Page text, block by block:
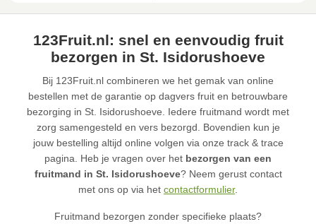
123Fruit.nl: snel en eenvoudig fruit
bezorgen in St. Isidorushoeve
Bij 123Fruit.nl combineren we het gemak van online
bestellen met de garantie op dagvers fruit en betrouwbare
bezorging in St. Isidorushoeve. Iedere fruitmand wordt met
zorg samengesteld en vers bezorgd. Bovendien kun je
jouw bestelling altijd online volgen via onze track & trace
pagina. Heb je vragen over het bezorgen van een
fruitmand in St. Isidorushoeve? Neem gerust contact
met ons op via het contactformulier.
Fruitmand bezorgen zonder specifieke plaats?